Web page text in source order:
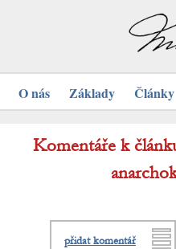
O nás Základy Články
Komentáře k
přidat komentář